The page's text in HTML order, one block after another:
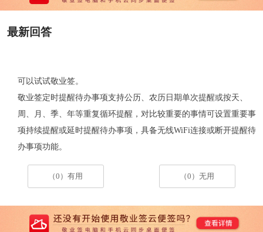
最新回答
可以试试敬业签。
敬业签定时提醒待办事项支持公历、农历日期单次提醒或按天、
周、月、季、年等重复循环提醒，对比较重要的事情可设置重要事
项持续提醒或延时提醒待办事项，具备无线WiFi连接或断开提醒待
办事项功能。
（0）有用 （0）无用